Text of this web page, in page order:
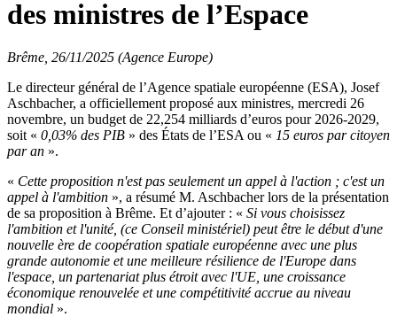
des ministres de l’Espace
Brême, 26/11/2025 (Agence Europe)
Le directeur général de l’Agence spatiale européenne (ESA), Josef
Aschbacher, a officiellement proposé aux ministres, mercredi 26
novembre, un budget de 22,254 milliards d’euros pour 2026-2029,
soit « 0,03% des PIB » des États de l’ESA ou « 15 euros par citoyen
par an ».
« Cette proposition n'est pas seulement un appel à l'action ; c'est un
appel à l'ambition », a résumé M. Aschbacher lors de la présentation
de sa proposition à Brême. Et d’ajouter : « Si vous choisissez
l'ambition et l'unité, (ce Conseil ministériel) peut être le début d'une
nouvelle ère de coopération spatiale européenne avec une plus
grande autonomie et une meilleure résilience de l'Europe dans
l'espace, un partenariat plus étroit avec l'UE, une croissance
économique renouvelée et une compétitivité accrue au niveau
mondial ».